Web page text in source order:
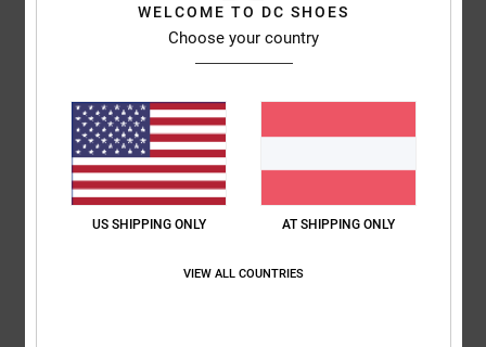
Durchschnittliche Bewertung
5.0
basierend auf1 verifizierten Bewertungen
100% unserer Kunden empfehlen dieses Produkt
Preis-Leistungs-Verhältnis
WELCOME TO DC SHOES
Choose your country
US SHIPPING ONLY AT SHIPPING ONLY
VIEW ALL COUNTRIES